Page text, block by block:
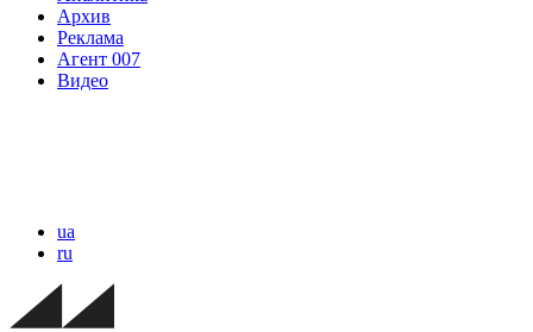
Архив
Реклама
Агент 007
Видео
ua
ru